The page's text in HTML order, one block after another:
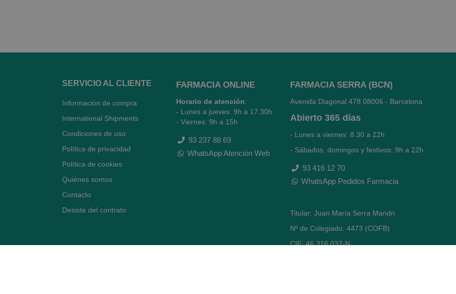
SERVICIO AL CLIENTE
Información de compra
International Shipments
Condiciones de uso
Política de privacidad
Política de cookies
Quiénes somos
Contacto
Desiste del contrato
FARMACIA ONLINE
Horario de atención:
- Lunes a jueves: 9h a 17.30h
- Viernes: 9h a 15h
93 237 88 69
WhatsApp Atención Web
FARMACIA SERRA (BCN)
Avenida Diagonal 478 08006 - Barcelona
Abierto 365 días
- Lunes a viernes: 8.30 a 22h
- Sábados, domingos y festivos: 9h a 22h
93 416 12 70
WhatsApp Pedidos Farmacia
Titular: Juan María Serra Mandri
Nº de Colegiado: 4473 (COFB)
CIF: 46.316.032-N